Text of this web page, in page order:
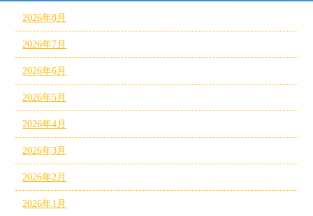
2026年8月
2026年7月
2026年6月
2026年5月
2026年4月
2026年3月
2026年2月
2026年1月